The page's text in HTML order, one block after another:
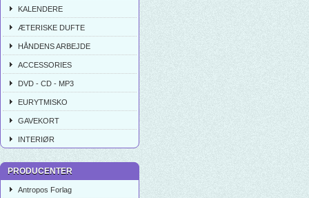
KALENDERE
ÆTERISKE DUFTE
HÅNDENS ARBEJDE
ACCESSORIES
DVD - CD - MP3
EURYTMISKO
GAVEKORT
INTERIØR
PRODUCENTER
Antropos Forlag